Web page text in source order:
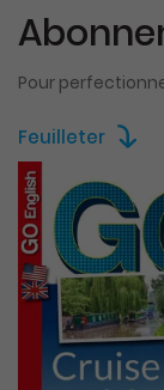
Feuilleter
Pour